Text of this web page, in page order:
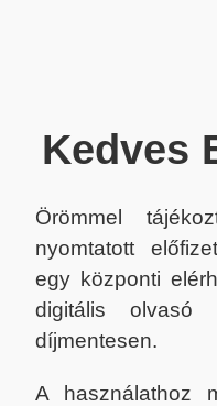
Kedves
Örömmel
nyomtatott
egy központi
digitális olvasó
díjmentesen.
A használathoz